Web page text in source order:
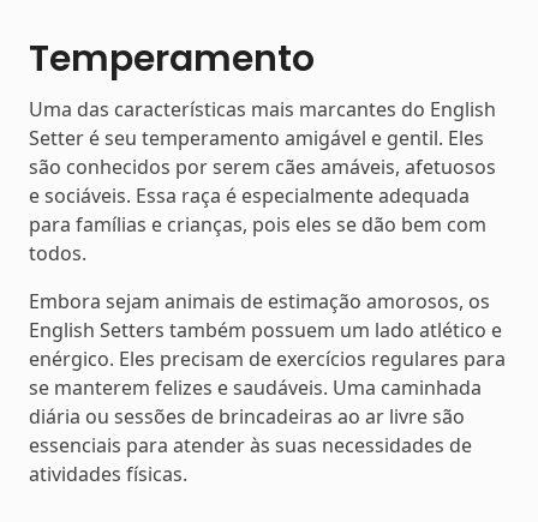
Temperamento
Uma das características mais marcantes do English
Setter é seu temperamento amigável e gentil. Eles
são conhecidos por serem cães amáveis, afetuosos
e sociáveis. Essa raça é especialmente adequada
para famílias e crianças, pois eles se dão bem com
todos.
Embora sejam animais de estimação amorosos, os
English Setters também possuem um lado atlético e
enérgico. Eles precisam de exercícios regulares para
se manterem felizes e saudáveis. Uma caminhada
diária ou sessões de brincadeiras ao ar livre são
essenciais para atender às suas necessidades de
atividades físicas.